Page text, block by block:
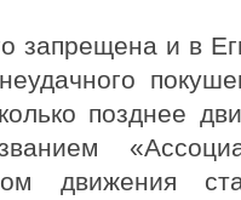
запрещена и в
позднее
движения